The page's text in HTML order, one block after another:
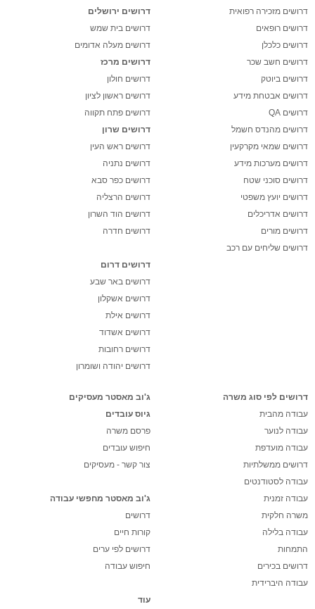
דרושים מזכירה רפואית
דרושים רופאים
דרושים כלכלן
דרושים חשב שכר
דרושים ביוטק
דרושים אבטחת מידע
דרושים QA
דרושים מהנדס חשמל
דרושים שמאי מקרקעין
דרושים מערכות מידע
דרושים סוכני שטח
דרושים יועץ משפטי
דרושים אדריכלים
דרושים מורים
דרושים שליחים עם רכב
דרושים ירושלים
דרושים בית שמש
דרושים מעלה אדומים
דרושים מרכז
דרושים חולון
דרושים ראשון לציון
דרושים פתח תקווה
דרושים שרון
דרושים ראש העין
דרושים נתניה
דרושים כפר סבא
דרושים הרצליה
דרושים הוד השרון
דרושים חדרה
דרושים דרום
דרושים באר שבע
דרושים אשקלון
דרושים אילת
דרושים אשדוד
דרושים רחובות
דרושים יהודה ושומרון
דרושים לפי סוג משרה
עבודה מהבית
עבודה לנוער
עבודה מועדפת
דרושים ממשלתיות
עבודה לסטודנטים
עבודה זמנית
משרה חלקית
עבודה בלילה
התמחות
דרושים בכירים
עבודה היברידית
ג'וב מאסטר מעסיקים
גיוס עובדים
פרסם משרה
חיפוש עובדים
צור קשר - מעסיקים
ג'וב מאסטר מחפשי עבודה
דרושים
קורות חיים
דרושים לפי ערים
חיפוש עבודה
עוד